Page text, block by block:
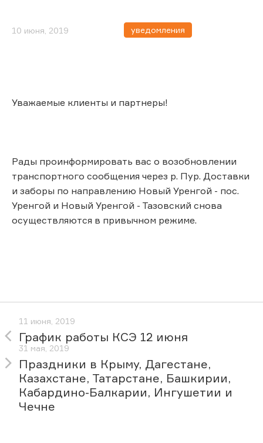
10 июня, 2019 уведомления
Уважаемые клиенты и партнеры!
Рады проинформировать вас о возобновлении
транспортного сообщения через р. Пур. Доставки
и заборы по направлению Новый Уренгой - пос.
Уренгой и Новый Уренгой - Тазовский снова
осуществляются в привычном режиме.
11 июня, 2019
График работы КСЭ 12 июня
31 мая, 2019
Праздники в Крыму, Дагестане,
Казахстане, Татарстане, Башкирии,
Кабардино-Балкарии, Ингушетии и
Чечне